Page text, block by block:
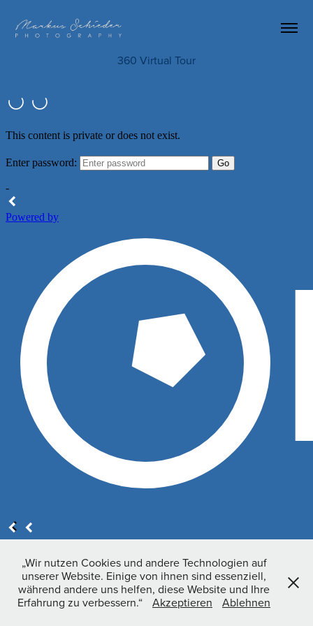
360 Virtual Tour
„Wir nutzen Cookies und andere Technologien auf
unserer Website. Einige von ihnen sind essenziell,
während andere uns helfen, diese Website und Ihre
Erfahrung zu verbessern.“
Akzeptieren Ablehnen